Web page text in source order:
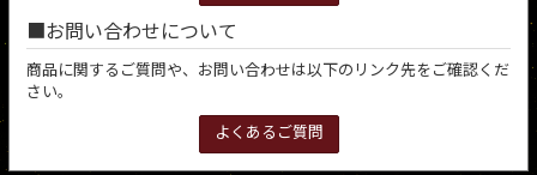
お問い合わせについて
商品に関するご質問や、お問い合わせは以下のリンク先をご確認くだ
さい。
よくあるご質問